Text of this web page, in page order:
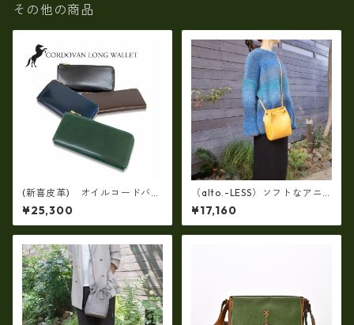
その他の商品
(新喜皮革) オイルコードバ
ン・Lファスナー長財布ロング
ウォレット 日本製 tc-048
8
¥25,300
（alto.-LESS）ソフトなアニ
リンレザー製(牛革)2WAY・巾
着ミニショルダートート AM
SB-1211
¥17,160